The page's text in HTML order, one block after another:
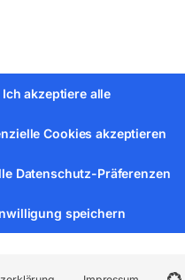
Ich akzeptiere alle
Cookies akzeptieren
Datenschutz-Präferenzen
speichern